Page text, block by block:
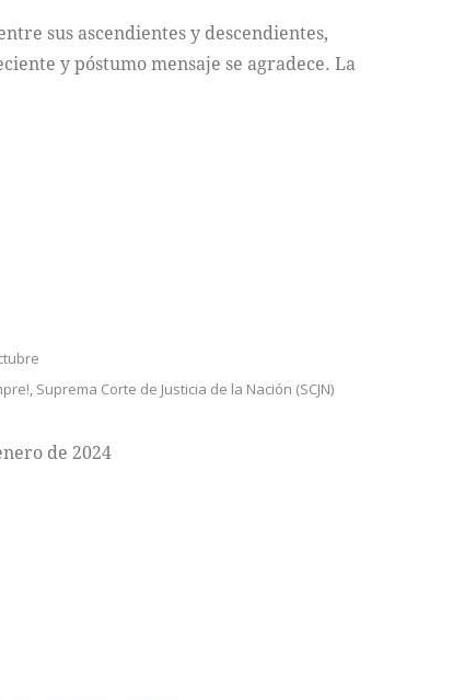
sus ascendientes y descendientes,
y póstumo mensaje se agradece. La
, Suprema Corte de Justicia de la Nación (SCJN)
de 2024